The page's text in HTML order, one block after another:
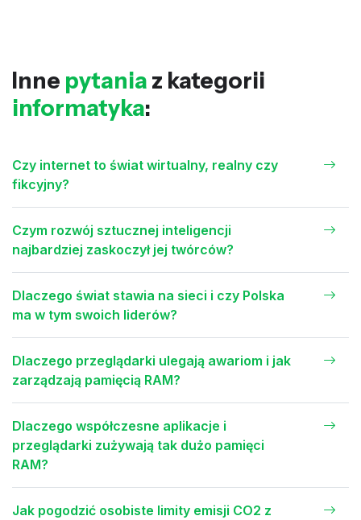
Inne pytania z kategorii
informatyka:
Czy internet to świat wirtualny, realny czy
fikcyjny?
Czym rozwój sztucznej inteligencji
najbardziej zaskoczył jej twórców?
Dlaczego świat stawia na sieci i czy Polska
ma w tym swoich liderów?
Dlaczego przeglądarki ulegają awariom i jak
zarządzają pamięcią RAM?
Dlaczego współczesne aplikacje i
przeglądarki zużywają tak dużo pamięci
RAM?
Jak pogodzić osobiste limity emisji CO2 z